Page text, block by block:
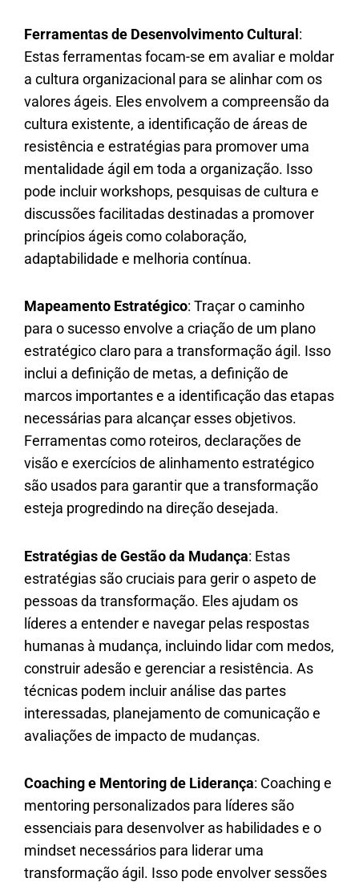
Ferramentas de Desenvolvimento Cultural :
Estas ferramentas focam-se em avaliar e moldar
a cultura organizacional para se alinhar com os
valores ágeis. Eles envolvem a compreensão da
cultura existente, a identificação de áreas de
resistência e estratégias para promover uma
mentalidade ágil em toda a organização. Isso
pode incluir workshops, pesquisas de cultura e
discussões facilitadas destinadas a promover
princípios ágeis como colaboração,
adaptabilidade e melhoria contínua.
Mapeamento Estratégico: Traçar o caminho
para o sucesso envolve a criação de um plano
estratégico claro para a transformação ágil. Isso
inclui a definição de metas, a definição de
marcos importantes e a identificação das etapas
necessárias para alcançar esses objetivos.
Ferramentas como roteiros, declarações de
visão e exercícios de alinhamento estratégico
são usados para garantir que a transformação
esteja progredindo na direção desejada.
Estratégias de Gestão da Mudança: Estas
estratégias são cruciais para gerir o aspeto de
pessoas da transformação. Eles ajudam os
líderes a entender e navegar pelas respostas
humanas à mudança, incluindo lidar com medos,
construir adesão e gerenciar a resistência. As
técnicas podem incluir análise das partes
interessadas, planejamento de comunicação e
avaliações de impacto de mudanças.
Coaching e Mentoring de Liderança: Coaching e
mentoring personalizados para líderes são
essenciais para desenvolver as habilidades e o
mindset necessários para liderar uma
transformação ágil. Isso pode envolver sessões